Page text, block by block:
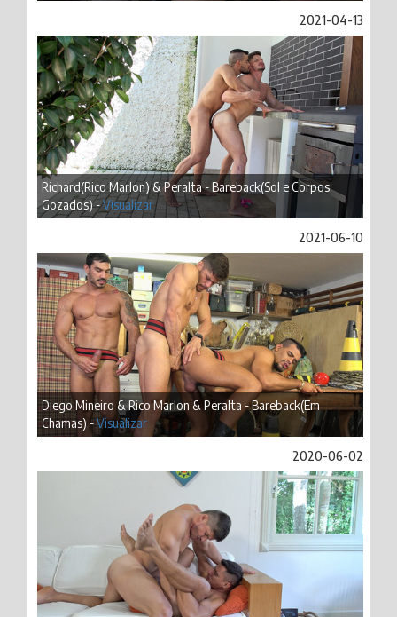
2021-04-13
Richard(Rico Marlon) & Peralta - Bareback(Sol e Corpos
Gozados) -Visualizar
2021-06-10
Diego Mineiro & Rico Marlon & Peralta - Bareback(Em
Chamas) -Visualizar
2020-06-02